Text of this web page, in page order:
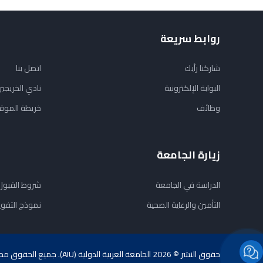
روابط سريعة
شاركنا رأيك
البوابة الإلكترونية
وظائف
اتصل بنا
نادي
خريطة
زيارة الجامعة
الدراسة في الجامعة
التأمين والرعاية الصحية
شروط
نموذج
حقوق النشر © 2026 الجامعة العربية الدولية (AIU). جميع الحقوق محفوظة.